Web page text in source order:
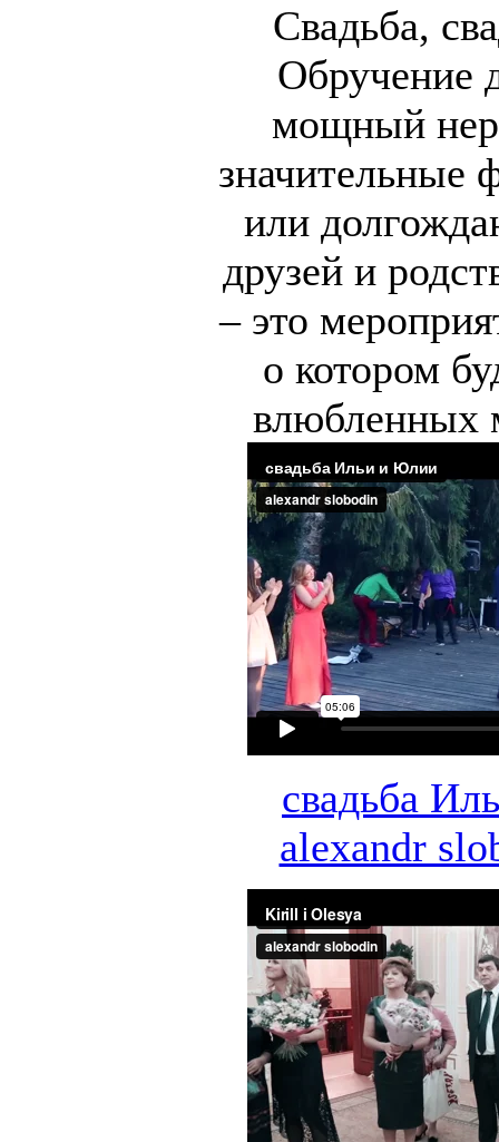
Свадьба,
Обручение
мощный
значительные
или
друзей и
– это
о котором
влюбленных
свадьба
alexandr